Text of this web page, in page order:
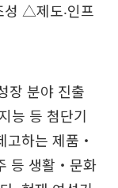
△제도‧인프
장 분야 진출
능 등 첨단기
고하는 제품‧
등 생활‧문화